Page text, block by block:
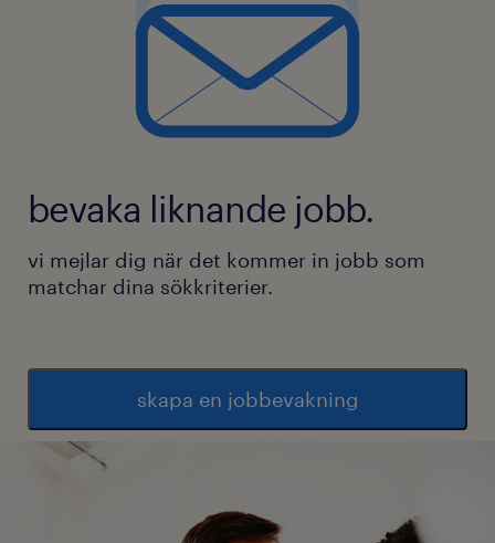
bevaka liknande jobb.
vi mejlar dig när det kommer in jobb som
matchar dina sökkriterier.
skapa en jobbevakning